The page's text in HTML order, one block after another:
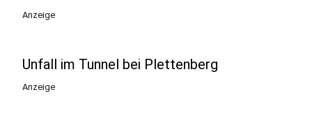
Anzeige
Unfall im Tunnel bei Plettenberg
Anzeige